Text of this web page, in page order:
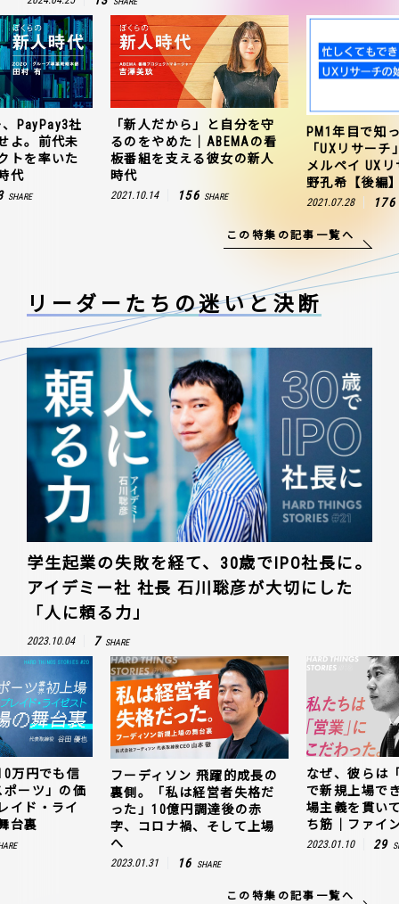
PayPay3社
よ。前代未
トを率いた
代
SHARE
「新人だから」と自分を守
るのをやめた｜ABEMAの看
板番組を支える彼女の新人
時代
2021.10.14 156 SHARE
PM1年目で知
「UXリサー
メルペイ UX
野孔希【後編
2021.07.28 176
この特集の記事一覧へ
リーダーたちの迷いと決断
学生起業の失敗を経て、30歳でIPO社長に。
アイデミー社 社長 石川聡彦が大切にした
「人に頼る力」
2023.10.04 7 SHARE
万円でも信
ーツ」の価
イド・ライ
台裏
フーディソン 飛躍的成長の
裏側。「私は経営者失格だ
った」10億円調達後の赤
字、コロナ禍、そして上場
へ
2023.01.31 16 SHARE
なぜ、彼らは
で新規上場で
場主義を貫い
ち筋｜ファイ
2023.01.10 29
この特集の記事一覧へ